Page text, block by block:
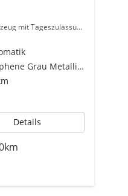
mit Tageszulassung
Graphene Grau Metallic (R6)
Details